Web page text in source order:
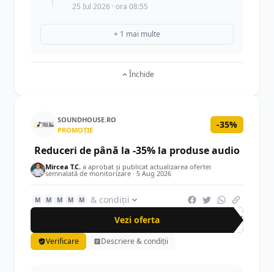
25 Iul 2026 · ora 08:55
+ 1 mai multe
Închide
SOUNDHOUSE.RO
PROMOȚIE
-35%
Reduceri de până la -35% la produse audio
Mircea T.C. a aprobat și publicat actualizarea ofertei
semnalată de monitorizare · 5 Aug 2026
M M M M M
& condiții
Vezi oferta
-35%
Verificare Descriere & condiții